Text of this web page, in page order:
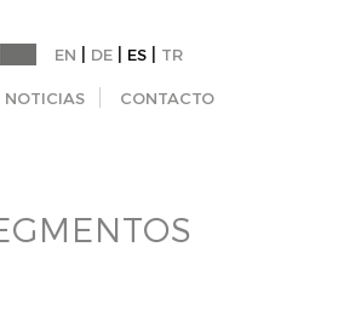
EN DE ES TR
NOTICIAS CONTACTO